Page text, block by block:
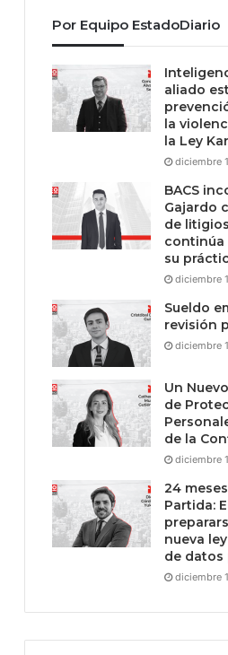
Por Equipo EstadoDiario
aliado
la
la Ley
diciembre
BACS
Gajardo
de
su
diciembre
Sueldo
revisión
diciembre
Un
de
de la
diciembre
24
Partida:
nueva
de datos
diciembre